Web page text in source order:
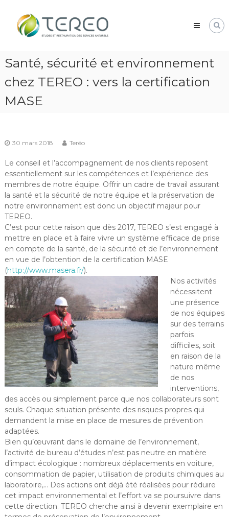
content
TEREO
étude
espaces
naturels
Santé, sécurité et environnement
chez TEREO : vers la certification
MASE
30 mars 2018 Teréo
Le conseil et l’accompagnement de nos clients reposent
essentiellement sur les compétences et l’expérience des
membres de notre équipe. Offrir un cadre de travail assurant
la santé et la sécurité de notre équipe et la préservation de
notre environnement est donc un objectif majeur pour
TEREO.
C’est pour cette raison que dès 2017, TEREO s’est engagé à
mettre en place et à faire vivre un système efficace de prise
en compte de la santé, de la sécurité et de l’environnement
en vue de l’obtention de la certification MASE
(http://www.masera.fr/).
Nos activités
nécessitent
une présence
de nos équipes
sur des terrains
parfois
difficiles, soit
en raison de la
nature même
de nos
interventions,
des accès ou simplement parce que nos collaborateurs sont
seuls. Chaque situation présente des risques propres qui
demandent la mise en place de mesures de prévention
adaptées.
Bien qu’œuvrant dans le domaine de l’environnement,
l’activité de bureau d’études n’est pas neutre en matière
d’impact écologique : nombreux déplacements en voiture,
consommation de papier, utilisation de produits chimiques au
laboratoire,… Des actions ont déjà été réalisées pour réduire
cet impact environnemental et l’effort va se poursuivre dans
cette direction. TEREO cherche ainsi à devenir exemplaire en